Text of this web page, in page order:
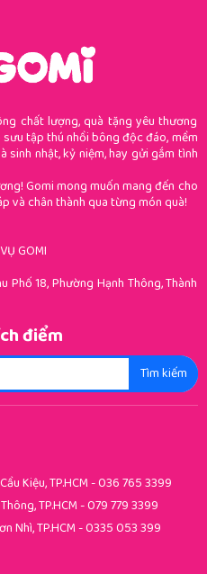
chất lượng, quà tặng yêu thương
tập thú nhồi bông độc đáo, mềm
sinh nhật, kỷ niệm, hay gửi gắm tình
Gomi mong muốn mang đến cho
và chân thành qua từng món quà!
GOMI
Phố 18, Phường Hạnh Thông, Thành
điểm
Tìm kiếm
Kiệu, TP.HCM-036 765 3399
TP.HCM-079 779 3399
Nhì, TP.HCM-0335 053 399